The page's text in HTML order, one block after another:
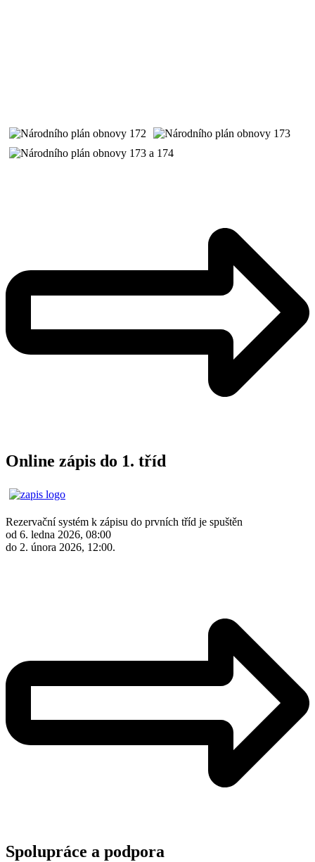
Online zápis do 1. tříd
Rezervační systém k zápisu do prvních tříd je spuštěn
od 6. ledna 2026, 08:00
do 2. února 2026, 12:00.
Spolupráce a podpora